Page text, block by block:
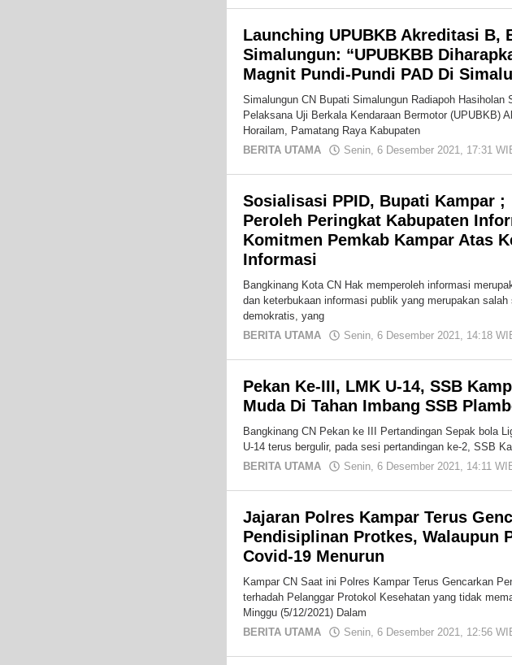
Launching UPUBKB Akreditasi B,
Simalungun: “UPUBKBB
Magnit Pundi-Pundi PAD Di
Simalungun CN Bupati Simalungun Radiapoh Hasiholan
Pelaksana Uji Berkala Kendaraan Bermotor (UPUBKB)
Horailam, Pamatang Raya Kabupaten
BERITA UTAMA
Senin, 6 Desember 2021, 17:31
Sosialisasi PPID, Bupati Kampar ;
Peroleh Peringkat Kabupaten
Komitmen Pemkab Kampar Atas
Informasi
Bangkinang Kota CN Hak memperoleh informasi
dan keterbukaan informasi publik yang merupakan
demokratis, yang
BERITA UTAMA
Senin, 6 Desember 2021, 14:18
Pekan Ke-III, LMK U-14, SSB
Muda Di Tahan Imbang SSB
Bangkinang CN Pekan ke III Pertandingan Sepak bola
U-14 terus bergulir, pada sesi pertandingan ke-2, SSB
BERITA UTAMA
Senin, 6 Desember 2021, 14:11
Jajaran Polres Kampar Terus
Pendisiplinan Protkes, Walaupun
Covid-19 Menurun
Kampar CN Saat ini Polres Kampar Terus Gencarkan
terhadah Pelanggar Protokol Kesehatan yang tidak
Minggu (5/12/2021) Dalam
BERITA UTAMA
Senin, 6 Desember 2021, 12:56